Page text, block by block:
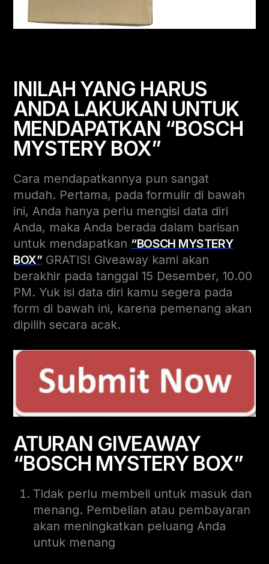
INILAH YANG HARUS
ANDA LAKUKAN UNTUK
MENDAPATKAN “BOSCH
MYSTERY BOX”
Cara mendapatkannya pun sangat
mudah. Pertama, pada formulir di bawah
ini, Anda hanya perlu mengisi data diri
Anda, maka Anda berada dalam barisan
untuk mendapatkan “BOSCH MYSTERY
BOX” GRATIS! Giveaway kami akan
berakhir pada tanggal 15 Desember, 10.00
PM. Yuk isi data diri kamu segera pada
form di bawah ini, karena pemenang akan
dipilih secara acak.
ATURAN GIVEAWAY
“BOSCH MYSTERY BOX”
Tidak perlu membeli untuk masuk dan
menang. Pembelian atau pembayaran
akan meningkatkan peluang Anda
untuk menang